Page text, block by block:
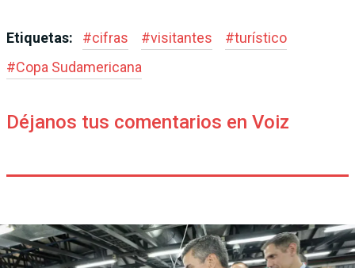
Etiquetas: #cifras #visitantes #turístico
#Copa Sudamericana
Déjanos tus comentarios en Voiz